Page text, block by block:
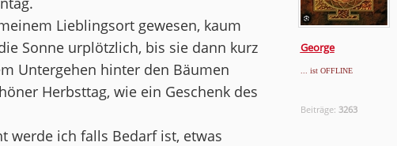
George
... ist OFFLINE
Beiträge: 3263
Lieblingsort gewesen, kaum
Sonne urplötzlich, bis sie dann kurz
Untergehen hinter den Bäumen
Herbsttag, wie ein Geschenk des
werde ich falls Bedarf ist, etwas